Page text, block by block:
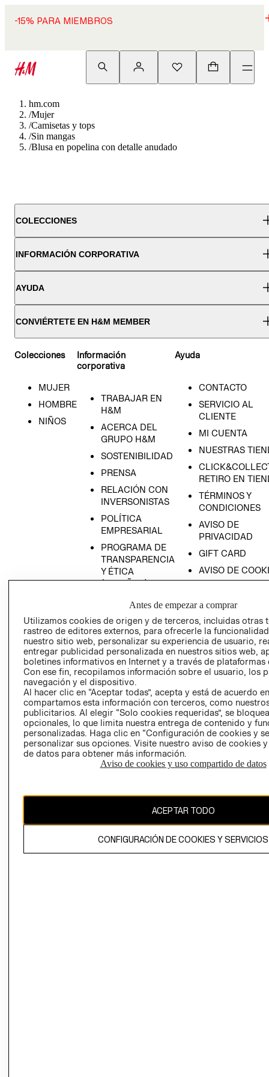
-15% PARA MIEMBROS
hm.com
/Mujer
/Camisetas y tops
/Sin mangas
/Blusa en popelina con detalle anudado
COLECCIONES
INFORMACIÓN CORPORATIVA
AYUDA
CONVIÉRTETE EN H&M MEMBER
Colecciones
MUJER
HOMBRE
NIÑOS
Información
corporativa
TRABAJAR EN
H&M
ACERCA DEL
GRUPO H&M
SOSTENIBILIDAD
PRENSA
RELACIÓN CON
INVERSONISTAS
POLÍTICA
EMPRESARIAL
PROGRAMA DE
TRANSPARENCIA
Y ÉTICA
(ESPAÑOL)
PROGRAMA DE
Y ÉTICA (INGLÉS)
Ayuda
CONTACTO
SERVICIO AL
CLIENTE
MI CUENTA
NUESTRAS
RETIRO EN
TÉRMINOS Y
CONDICIONES
AVISO DE
PRIVACIDAD
GIFT CARD
AVISO DE
COMERCIO - SIC
PETICIONES
QUEJAS Y
RECLAMOS
Colombia ($)
CAMBIAR REGIÓN
El contenido de esta página web está protegido por copyright y es
Antes de empezar a comprar
Utilizamos cookies de origen y de terceros, incluidas otras
rastreo de editores externos, para ofrecerle la
nuestro sitio web, personalizar su experiencia de usuario,
entregar publicidad personalizada en nuestros sitios web,
boletines informativos en Internet y a través de plataformas
Con ese fin, recopilamos información sobre el usuario, los
navegación y el dispositivo.
Al hacer clic en “Aceptar todas”, acepta y está de acuerdo
compartamos esta información con terceros, como
publicitarios. Al elegir “Solo cookies requeridas”, se
opcionales, lo que limita nuestra entrega de contenido y
personalizadas. Haga clic en “Configuración de cookies y
personalizar sus opciones. Visite nuestro aviso de cookies
de datos para obtener más información.
Aviso de cookies y uso compartido de datos
ACEPTAR TODO
CONFIGURACIÓN DE COOKIES Y SERVICIOS